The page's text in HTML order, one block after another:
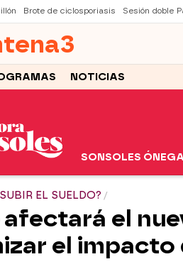
Brote de ciclosporiasis Sesión doble
3
NOTICIAS
SONSOLES ÓNEGA
EL SUELDO?
afectará el
el